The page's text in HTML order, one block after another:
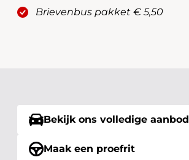
Brievenbus pakket € 5,50
Bekijk ons volledige aanbod
Maak een proefrit